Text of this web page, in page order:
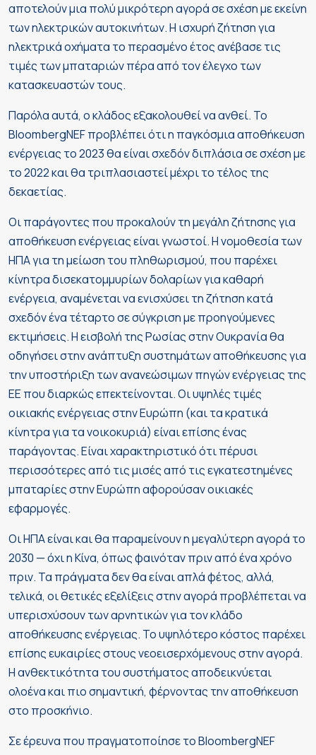
αποτελούν μια πολύ μικρότερη αγορά σε σχέση με εκείνη
των ηλεκτρικών αυτοκινήτων. Η ισχυρή ζήτηση για
ηλεκτρικά οχήματα το περασμένο έτος ανέβασε τις
τιμές των μπαταριών πέρα από τον έλεγχο των
κατασκευαστών τους.
Παρόλα αυτά, ο κλάδος εξακολουθεί να ανθεί. Το
BloombergNEF προβλέπει ότι η παγκόσμια αποθήκευση
ενέργειας το 2023 θα είναι σχεδόν διπλάσια σε σχέση με
το 2022 και θα τριπλασιαστεί μέχρι το τέλος της
δεκαετίας.
Οι παράγοντες που προκαλούν τη μεγάλη ζήτησης για
αποθήκευση ενέργειας είναι γνωστοί. Η νομοθεσία των
ΗΠΑ για τη μείωση του πληθωρισμού, που παρέχει
κίνητρα δισεκατομμυρίων δολαρίων για καθαρή
ενέργεια, αναμένεται να ενισχύσει τη ζήτηση κατά
σχεδόν ένα τέταρτο σε σύγκριση με προηγούμενες
εκτιμήσεις. Η εισβολή της Ρωσίας στην Ουκρανία θα
οδηγήσει στην ανάπτυξη συστημάτων αποθήκευσης για
την υποστήριξη των ανανεώσιμων πηγών ενέργειας της
ΕΕ που διαρκώς επεκτείνονται. Οι υψηλές τιμές
οικιακής ενέργειας στην Ευρώπη (και τα κρατικά
κίνητρα για τα νοικοκυριά) είναι επίσης ένας
παράγοντας. Είναι χαρακτηριστικό ότι πέρυσι
περισσότερες από τις μισές από τις εγκατεστημένες
μπαταρίες στην Ευρώπη αφορούσαν οικιακές
εφαρμογές.
Οι ΗΠΑ είναι και θα παραμείνουν η μεγαλύτερη αγορά το
2030 — όχι η Κίνα, όπως φαινόταν πριν από ένα χρόνο
πριν. Τα πράγματα δεν θα είναι απλά φέτος, αλλά,
τελικά, οι θετικές εξελίξεις στην αγορά προβλέπεται να
υπερισχύσουν των αρνητικών για τον κλάδο
αποθήκευσης ενέργειας. Το υψηλότερο κόστος παρέχει
επίσης ευκαιρίες στους νεοεισερχόμενους στην αγορά.
Η ανθεκτικότητα του συστήματος αποδεικνύεται
ολοένα και πιο σημαντική, φέρνοντας την αποθήκευση
στο προσκήνιο.
Σε έρευνα που πραγματοποίησε το BloombergNEF